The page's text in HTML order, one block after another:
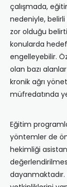
çalışmada,
nedeniyle,
zor olduğu
konularda
engelleyebilir.
olan bazı
kronik ağrı
müfredatında
Eğitim
yöntemler de
hekimliği